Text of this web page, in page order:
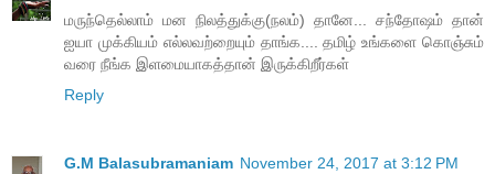
மருந்தெல்லாம் மன நிலத்துக்கு(நலம்) தானே... சந்தோஷம் தான்
ஐயா முக்கியம் எல்லவற்றையும் தாங்க.... தமிழ் உங்களை கொஞ்சும்
வரை நீங்க இளமையாகத்தான் இருக்கிறீர்கள்
Reply
G.M Balasubramaniam November 24, 2017 at 3:12 PM